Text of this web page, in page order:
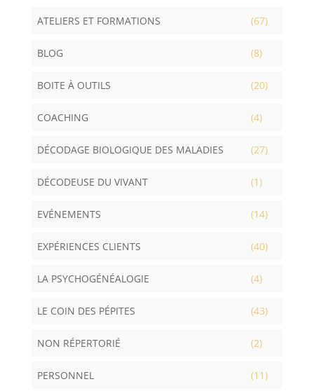
ATELIERS ET FORMATIONS (67)
BLOG (8)
BOITE À OUTILS (20)
COACHING (4)
DÉCODAGE BIOLOGIQUE DES MALADIES (27)
DÉCODEUSE DU VIVANT (1)
EVÉNEMENTS (14)
EXPÉRIENCES CLIENTS (40)
LA PSYCHOGÉNÉALOGIE (4)
LE COIN DES PÉPITES (43)
NON RÉPERTORIÉ (2)
PERSONNEL (11)